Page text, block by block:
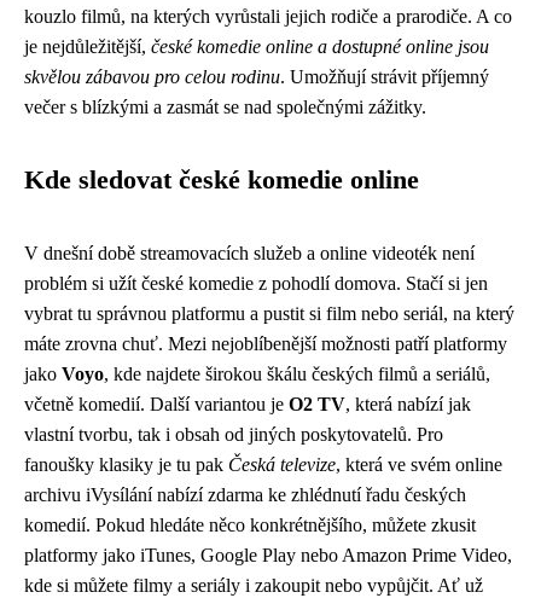
kouzlo filmů, na kterých vyrůstali jejich rodiče a prarodiče. A co
je nejdůležitější, české komedie online a dostupné online jsou
skvělou zábavou pro celou rodinu. Umožňují strávit příjemný
večer s blízkými a zasmát se nad společnými zážitky.
Kde sledovat české komedie online
V dnešní době streamovacích služeb a online videoték není
problém si užít české komedie z pohodlí domova. Stačí si jen
vybrat tu správnou platformu a pustit si film nebo seriál, na který
máte zrovna chuť. Mezi nejoblíbenější možnosti patří platformy
jako Voyo, kde najdete širokou škálu českých filmů a seriálů,
včetně komedií. Další variantou je O2 TV, která nabízí jak
vlastní tvorbu, tak i obsah od jiných poskytovatelů. Pro
fanoušky klasiky je tu pak Česká televize, která ve svém online
archivu iVysílání nabízí zdarma ke zhlédnutí řadu českých
komedií. Pokud hledáte něco konkrétnějšího, můžete zkusit
platformy jako iTunes, Google Play nebo Amazon Prime Video,
kde si můžete filmy a seriály i zakoupit nebo vypůjčit. Ať už